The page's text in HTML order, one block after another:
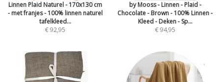
Linnen Plaid Naturel - 170x130 cm
- met franjes - 100% linnen naturel
tafelkleed...
€ 92,95
by Mooss - Linnen - Plaid -
Chocolate - Brown - 100% Linnen -
Kleed - Deken - Sp...
€ 94,95